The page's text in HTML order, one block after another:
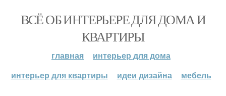
ВСЁ ОБ ИНТЕРЬЕРЕ ДЛЯ ДОМА И
КВАРТИРЫ
главная
интерьер для дома
интерьер для квартиры
идеи дизайна мебель